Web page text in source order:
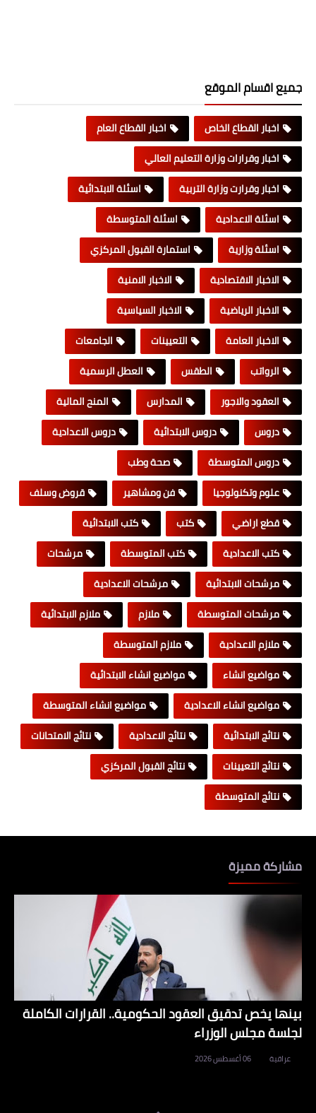
جميع اقسام الموقع
اخبار القطاع الخاص
اخبار القطاع العام
اخبار وقرارات وزارة التعليم العالي
اخبار وقرارت وزارة التربية
اسئلة الابتدائية
اسئلة الاعدادية
اسئلة المتوسطة
اسئلة وزارية
استمارة القبول المركزي
الاخبار الاقتصادية
الاخبار الامنية
الاخبار الرياضية
الاخبار السياسية
الاخبار العامة
التعيينات
الجامعات
الرواتب
الطقس
العطل الرسمية
العقود والاجور
المدارس
المنح المالية
دروس
دروس الابتدائية
دروس الاعدادية
دروس المتوسطة
صحة وطب
علوم وتكنولوجيا
فن ومشاهير
قروض وسلف
قطع اراضي
كتب
كتب الابتدائية
كتب الاعدادية
كتب المتوسطة
مرشحات
مرشحات الابتدائية
مرشحات الاعدادية
مرشحات المتوسطة
ملازم
ملازم الابتدائية
ملازم الاعدادية
ملازم المتوسطة
مواضيع انشاء
مواضيع انشاء الابتدائية
مواضيع انشاء الاعدادية
مواضيع انشاء المتوسطة
نتائج الابتدائية
نتائج الاعدادية
نتائج الامتحانات
نتائج التعيينات
نتائج القبول المركزي
نتائج المتوسطة
مشاركة مميزة
بينها يخص تدقيق العقود الحكومية.. القرارات الكاملة
لجلسة مجلس الوزراء
عراقية 06 أغسطس 2026